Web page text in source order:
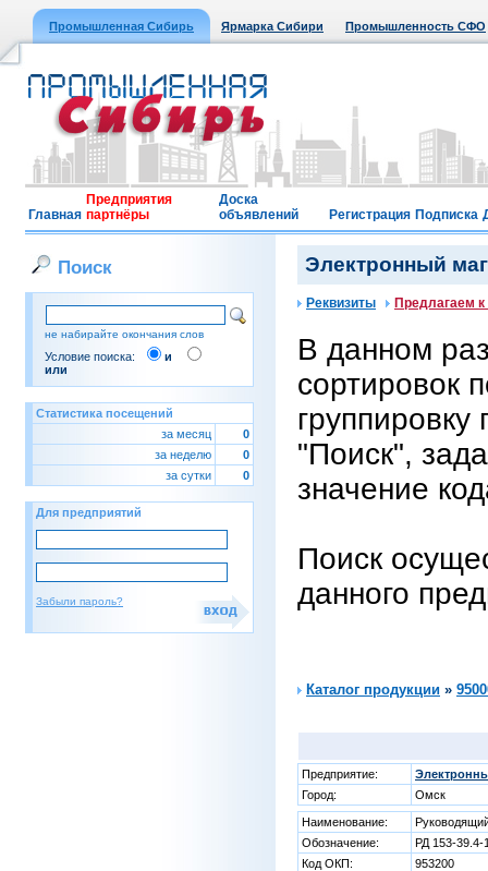
Промышленная Сибирь Ярмарка Сибири Промышленность СФО
Главная
Предприятия
партнёры
Доска
объявлений
Регистрация Подписка
Поиск
не набирайте окончания слов
Условие поиска:
и
или
Статистика посещений
за месяц
0
за неделю
0
за сутки
0
Для предприятий
Забыли пароль?
Электронный
Реквизиты Предлагаем
В данном
сортировок
"Поиск",
значение
Поиск
данного
Каталог продукции »
Предприятие:
Город:
Омск
Наименование:
Обозначение:
РД 153-39.4-
Код ОКП:
953200